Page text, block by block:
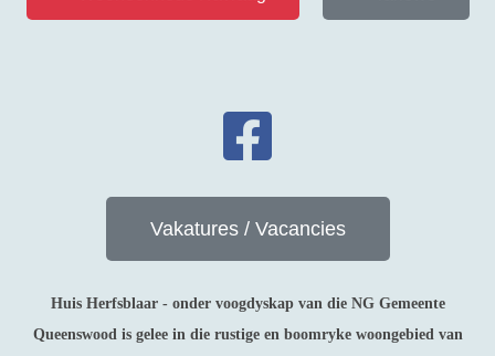
Vakatures / Vacancies
Huis Herfsblaar - onder voogdyskap van die NG Gemeente
Queenswood is gelee in die rustige en boomryke woongebied van